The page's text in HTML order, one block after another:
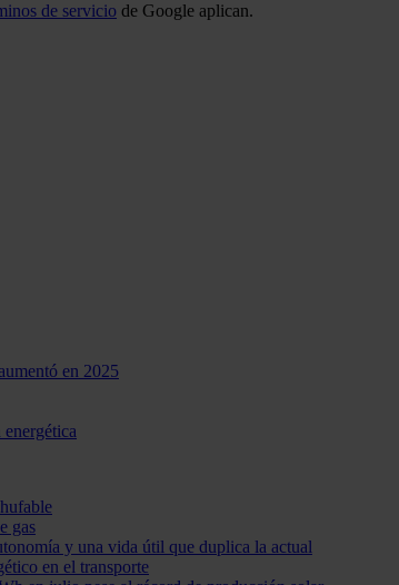
de servicio de Google aplican.
en 2025
gas
y una vida útil que duplica la actual
en el transporte